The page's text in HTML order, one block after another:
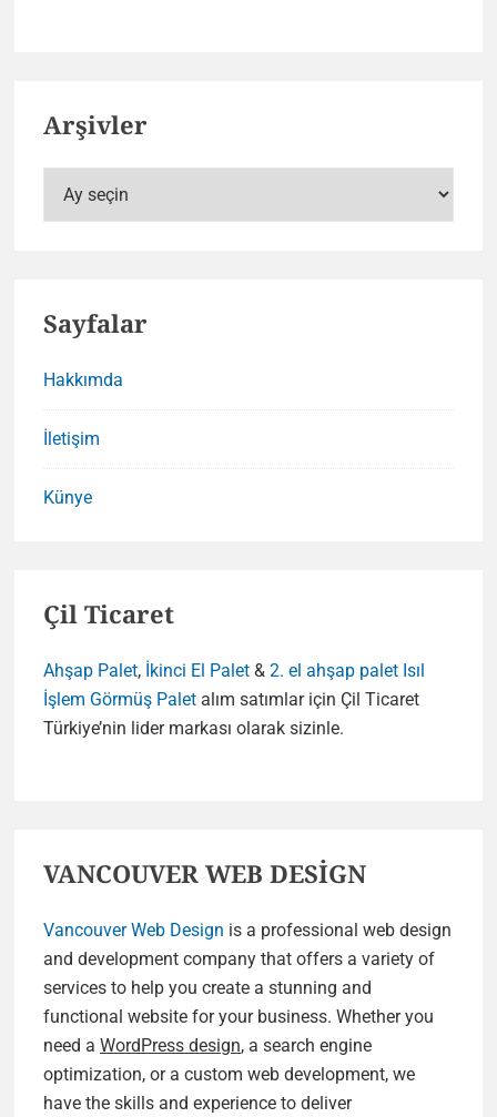
Arşivler
Sayfalar
Hakkımda
İletişim
Künye
Çil Ticaret
Ahşap Palet, İkinci El Palet & 2. el ahşap palet Isıl
İşlem Görmüş Palet alım satımlar için Çil Ticaret
Türkiye’nin lider markası olarak sizinle.
VANCOUVER WEB DESİGN
Vancouver Web Design is a professional web design
and development company that offers a variety of
services to help you create a stunning and
functional website for your business. Whether you
need a WordPress design, a search engine
optimization, or a custom web development, we
have the skills and experience to deliver